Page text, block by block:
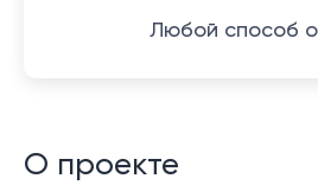
Любой способ
О проекте